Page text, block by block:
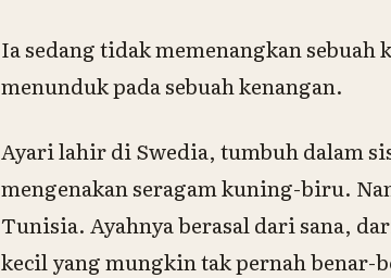
Ia sedang tidak memenangkan
menunduk pada sebuah kenangan.
Ayari lahir di Swedia, tumbuh dalam
mengenakan seragam kuning-biru.
Tunisia. Ayahnya berasal dari sana,
kecil yang mungkin tak pernah benar-